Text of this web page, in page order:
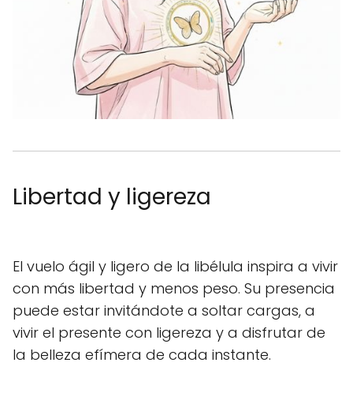
Libertad y ligereza
El vuelo ágil y ligero de la libélula inspira a vivir
con más libertad y menos peso. Su presencia
puede estar invitándote a soltar cargas, a
vivir el presente con ligereza y a disfrutar de
la belleza efímera de cada instante.